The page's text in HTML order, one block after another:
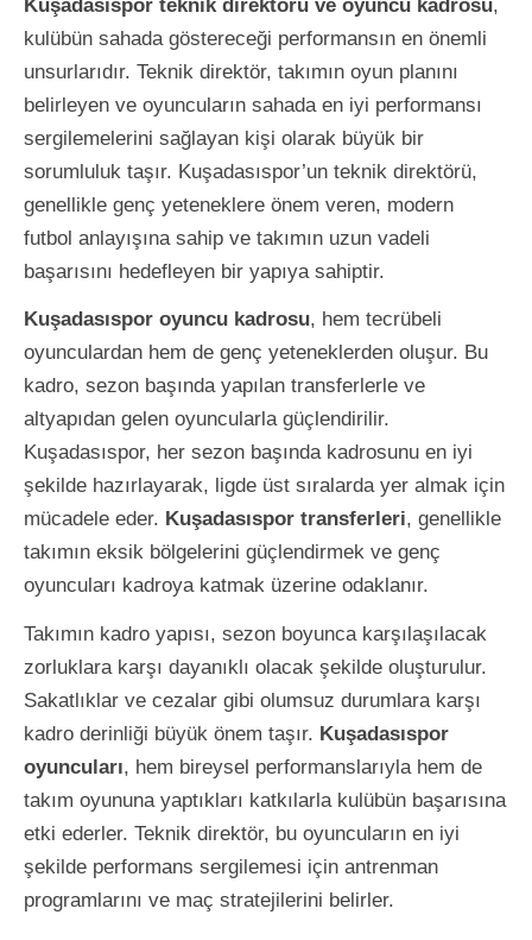
Kuşadasıspor teknik direktörü ve oyuncu kadrosu,
kulübün sahada göstereceği performansın en önemli
unsurlarıdır. Teknik direktör, takımın oyun planını
belirleyen ve oyuncuların sahada en iyi performansı
sergilemelerini sağlayan kişi olarak büyük bir
sorumluluk taşır. Kuşadasıspor’un teknik direktörü,
genellikle genç yeteneklere önem veren, modern
futbol anlayışına sahip ve takımın uzun vadeli
başarısını hedefleyen bir yapıya sahiptir.
Kuşadasıspor oyuncu kadrosu, hem tecrübeli
oyunculardan hem de genç yeteneklerden oluşur. Bu
kadro, sezon başında yapılan transferlerle ve
altyapıdan gelen oyuncularla güçlendirilir.
Kuşadasıspor, her sezon başında kadrosunu en iyi
şekilde hazırlayarak, ligde üst sıralarda yer almak için
mücadele eder. Kuşadasıspor transferleri, genellikle
takımın eksik bölgelerini güçlendirmek ve genç
oyuncuları kadroya katmak üzerine odaklanır.
Takımın kadro yapısı, sezon boyunca karşılaşılacak
zorluklara karşı dayanıklı olacak şekilde oluşturulur.
Sakatlıklar ve cezalar gibi olumsuz durumlara karşı
kadro derinliği büyük önem taşır. Kuşadasıspor
oyuncuları, hem bireysel performanslarıyla hem de
takım oyununa yaptıkları katkılarla kulübün başarısına
etki ederler. Teknik direktör, bu oyuncuların en iyi
şekilde performans sergilemesi için antrenman
programlarını ve maç stratejilerini belirler.